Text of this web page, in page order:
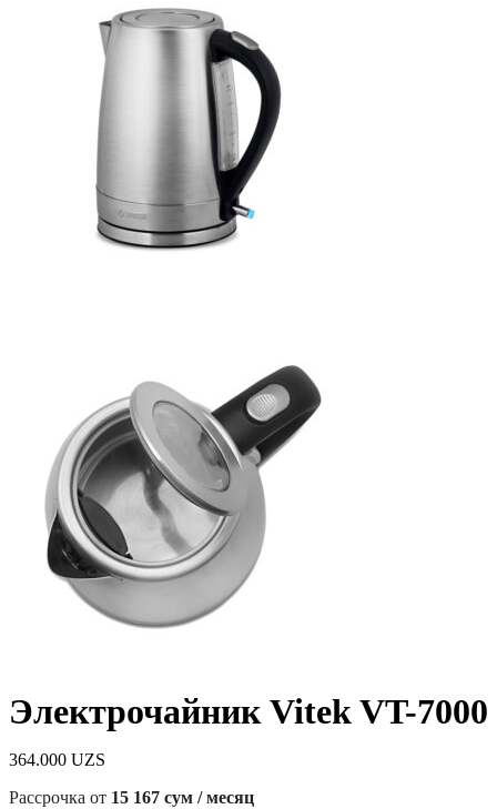
Электрочайник Vitek VT-7000
364.000 UZS
Рассрочка от 15 167 сум / месяц